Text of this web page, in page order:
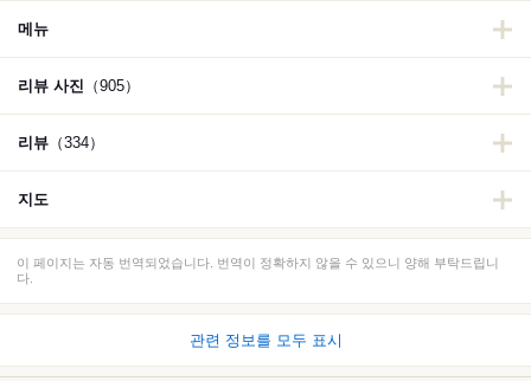
메뉴
리뷰 사진 （905）
리뷰 （334）
지도
이 페이지는 자동 번역되었습니다. 번역이 정확하지 않을 수 있으니 양해 부탁드립니
다.
관련 정보를 모두 표시